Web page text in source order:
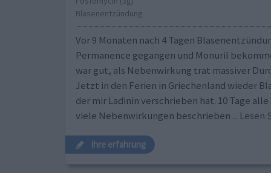
Blasenentzündung
Vor 9 Monaten nach 4 Tagen
Permanence gegangen und Monuril
war gut, als Nebenwirkung trat massiver
Jetzt in den Ferien in Griechenland wieder
der mir Ladinin verschrieben hat. 10 Tage
viele Nebenwirkungen beschrieben ... Lesen
ihre erfahrung